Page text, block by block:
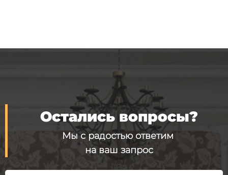
Остались вопросы?
Мы с радостью ответим
на ваш запрос